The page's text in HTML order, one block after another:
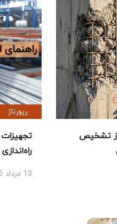
تشخیص
رپورتاژ
تجهیزات
13 مرداد 1405